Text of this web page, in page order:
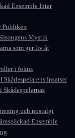
Ensemble Intar
Publiken
Mystik
som ger liv åt
i fokus
Insatser
och nostalgi
Ensemble